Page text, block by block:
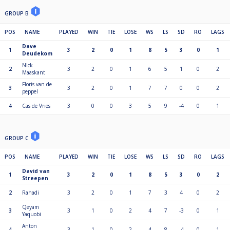
🎯 Spelregels / Format
Max. 32–40 spelers per toernooi
– Aantal afhankelijk van eventuele teamcompetitie
🧮 Ranking & Puntentelling
1e 100
2e 82
9e 40
25e 22
💸vanaf 28 deelnemers: eerste 8 plekken krijgen prijzengeld
1ste 30%
3/4de 12%
5/8ste 6,5%
GROUP B
POS NAME PLAYED WIN TIE LOSE WS LS SD RO LAGS
1
Dave
Deudekom
3 2 0 1 8 5 3 0 1
2
Nick
Maaskant
3 2 0 1 6 5 1 0 2
3
Floris van de
peppel
3 2 0 1 7 7 0 0 2
4 Cas de Vries 3 0 0 3 5 9 -4 0 1
GROUP C
POS NAME PLAYED WIN TIE LOSE WS LS SD RO LAGS
1
David van
Streepen
3 2 0 1 8 5 3 0 2
2 Rahadi 3 2 0 1 7 3 4 0 2
3
Qeyam
Yaquobi
3 1 0 2 4 7 -3 0 1
Anton